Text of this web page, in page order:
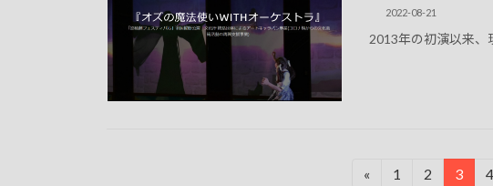
2022-08-21
2013年の初演以来、
«
固
1
固
2
固
3
固
4